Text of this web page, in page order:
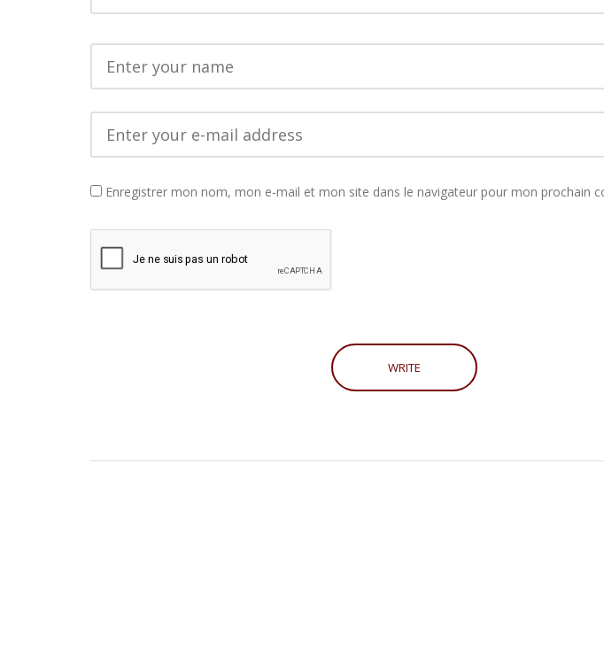
Enregistrer mon nom, mon e-mail et mon site dans le navigateur pour mon prochain